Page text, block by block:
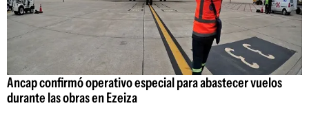
Ancap confirmó operativo especial para abastecer vuelos
durante las obras en Ezeiza